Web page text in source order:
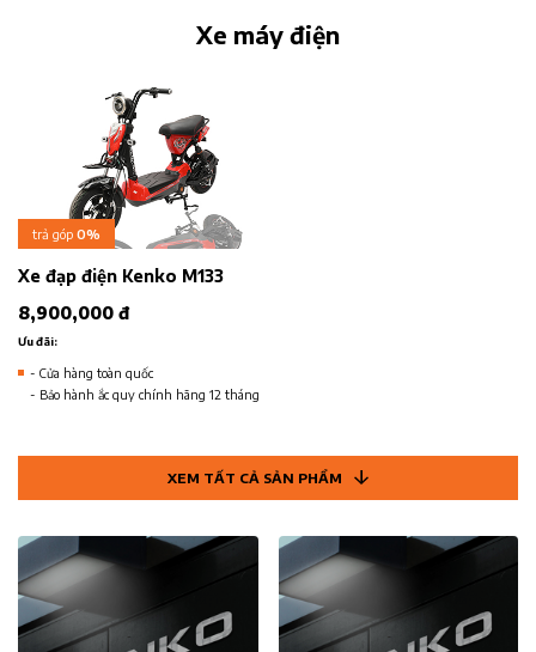
Xe máy điện
trả góp 0%
Xe đạp điện Kenko M133
8,900,000 đ
Ưu đãi:
- Cửa hàng toàn quốc
- Bảo hành ắc quy chính hãng 12 tháng
XEM TẤT CẢ SẢN PHẨM